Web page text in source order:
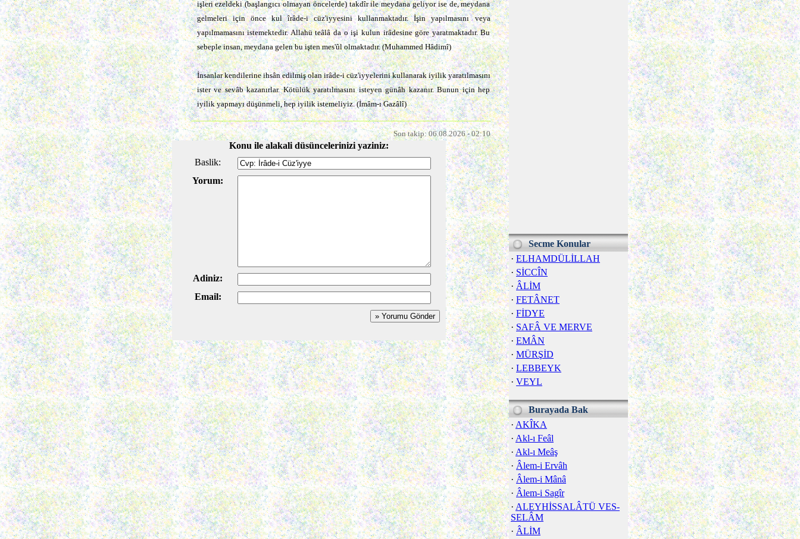
Secme Konular
· ELHAMDÜLİLLAH
· SİCCÎN
· ÂLİM
· FETÂNET
· FİDYE
· SAFÂ VE MERVE
· EMÂN
· MÜRŞİD
· LEBBEYK
· VEYL
Burayada Bak
· AKÎKA
· Akl-ı Feâl
· Akl-ı Meâş
· Âlem-i Ervâh
· Âlem-i Mânâ
· Âlem-i Sagîr
· ALEYHİSSALÂTÜ VES-
SELÂM
· ÂLİM
işleri ezeldeki (başlangıcı olmayan öncelerde) takdîr ile meydana geliyor ise de, meydana
gelmeleri için önce kul îrâde-i cüz'iyyesini kullanmaktadır. İşin yapılmasını veya
yapılmamasını istemektedir. Allahü teâlâ da o işi kulun irâdesine göre yaratmaktadır. Bu
sebeple insan, meydana gelen bu işten mes'ûl olmaktadır. (Muhammed Hâdimî)
İnsanlar kendilerine ihsân edilmiş olan irâde-i cüz'iyyelerini kullanarak iyilik yaratılmasını
ister ve sevâb kazanırlar. Kötülük yaratılmasını isteyen günâh kazanır. Bunun için hep
iyilik yapmayı düşünmeli, hep iyilik istemeliyiz. (İmâm-ı Gazâlî)
Son takip: 06.08.2026 - 02:10
Konu ile alakali düsüncelerinizi yaziniz:
Baslik:
Yorum:
Adiniz:
Email: